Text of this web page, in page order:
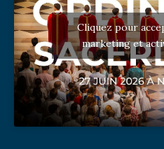
Cliquez pour
marketing et